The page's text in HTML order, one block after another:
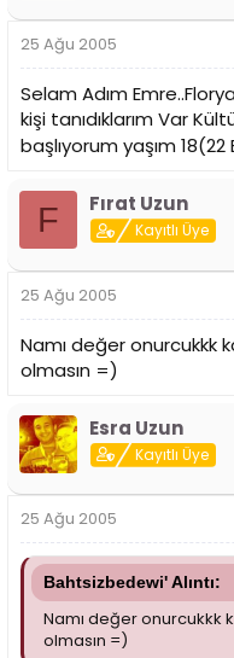
B
a
ş
a
t
a
g
a
r
i
25 Ağu 2005
Selam Adım
kişi tanıdıklarım Var
başlıyorum yaşım 18(22
F Fırat Uzun
Kayıtlı Üye
25 Ağu 2005
Namı değer onurcukkk
olmasın =)
Esra Uzun
Kayıtlı Üye
25 Ağu 2005
Bahtsizbedewi' Alıntı:
Namı değer onurcukkk
olmasın =)